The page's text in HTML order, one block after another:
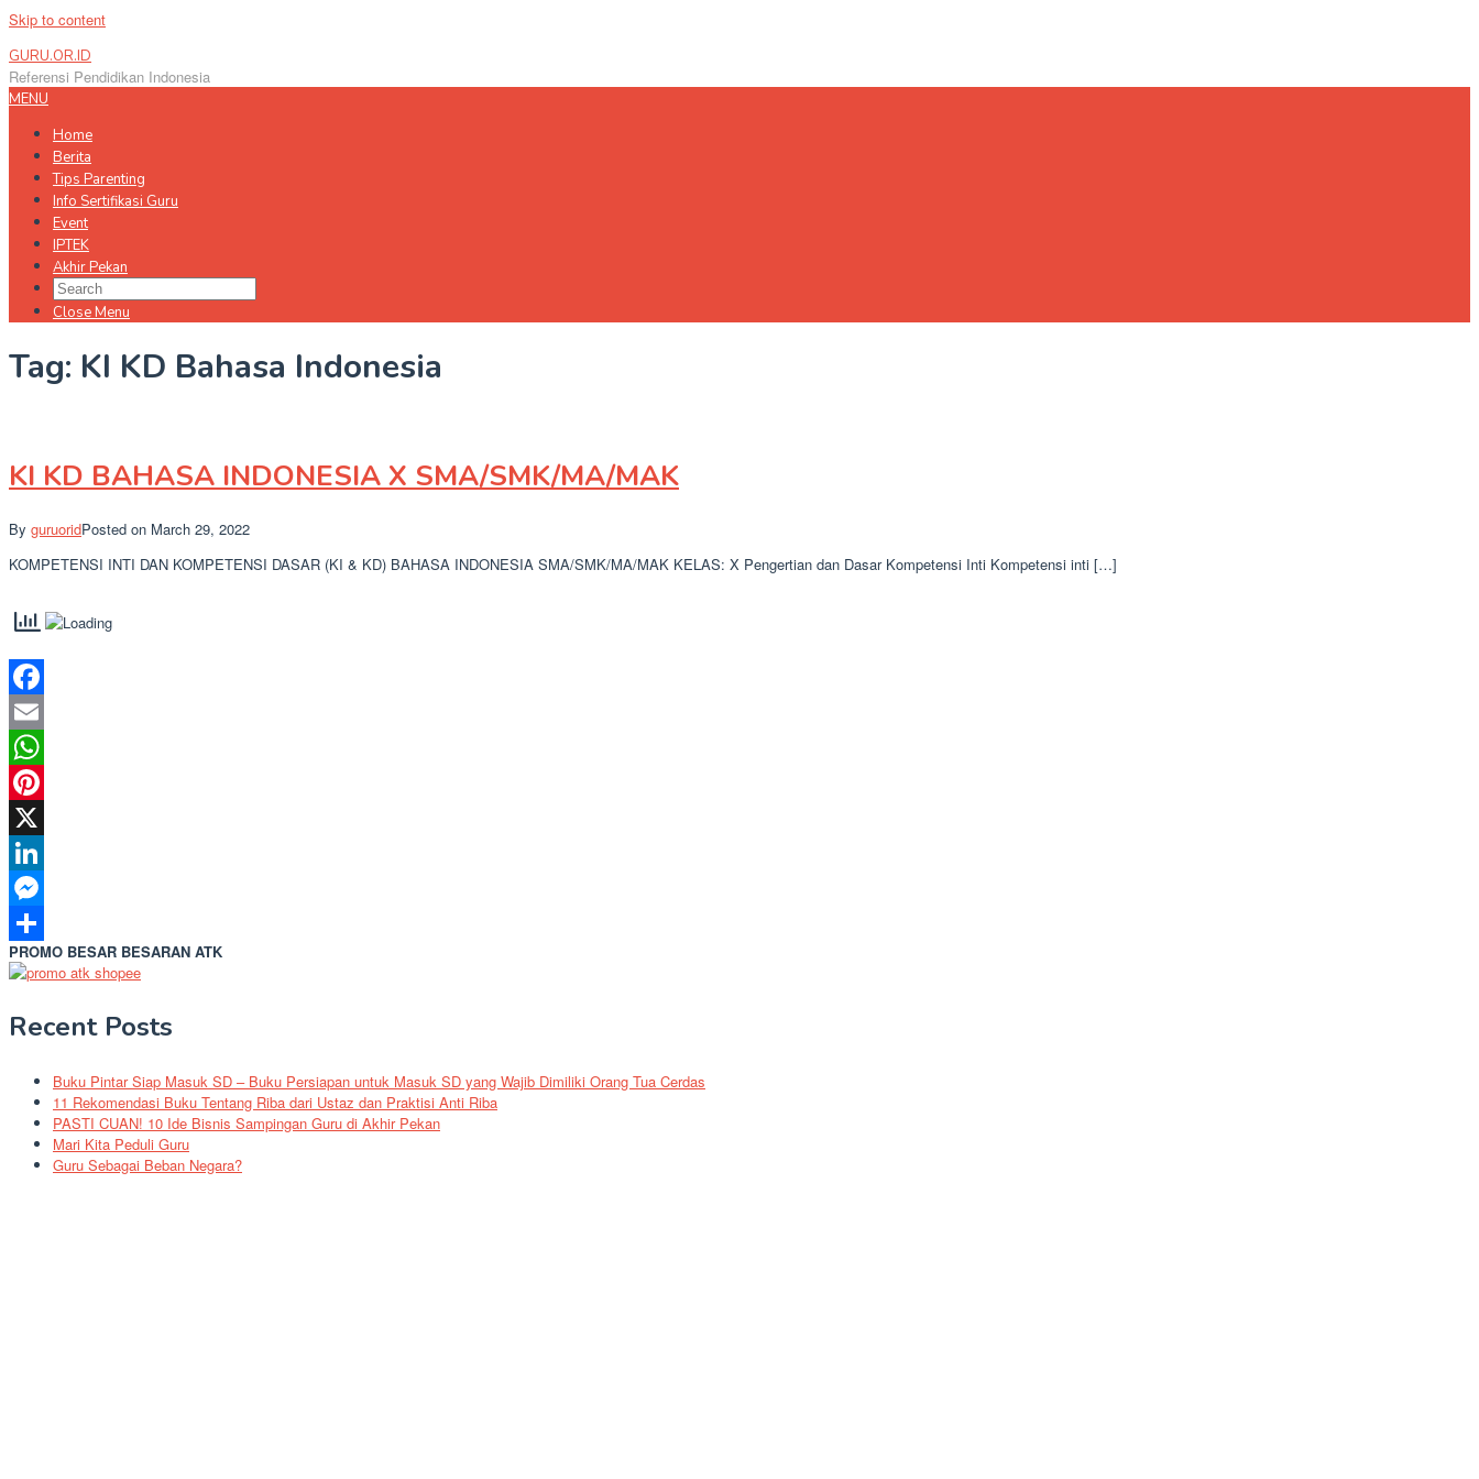
Skip to content
GURU.OR.ID
Referensi Pendidikan Indonesia
MENU
Home
Berita
Tips Parenting
Info Sertifikasi Guru
Event
IPTEK
Akhir Pekan
Close Menu
Tag: KI KD Bahasa Indonesia
KI KD BAHASA INDONESIA X SMA/SMK/MA/MAK
By guruoridPosted on March 29, 2022
KOMPETENSI INTI DAN KOMPETENSI DASAR (KI & KD) BAHASA INDONESIA SMA/SMK/MA/MAK KELAS: X Pengertian dan Dasar Kompetensi Inti Kompetensi inti […]
Facebook
Email
WhatsApp
Pinterest
X
LinkedIn
Messenger
Share
PROMO BESAR BESARAN ATK
Recent Posts
Buku Pintar Siap Masuk SD – Buku Persiapan untuk Masuk SD yang Wajib Dimiliki Orang Tua Cerdas
11 Rekomendasi Buku Tentang Riba dari Ustaz dan Praktisi Anti Riba
PASTI CUAN! 10 Ide Bisnis Sampingan Guru di Akhir Pekan
Mari Kita Peduli Guru
Guru Sebagai Beban Negara?